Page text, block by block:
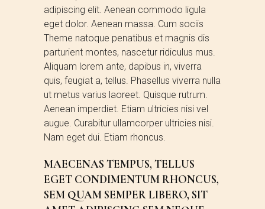
adipiscing elit. Aenean commodo ligula
eget dolor. Aenean massa. Cum sociis
Theme natoque penatibus et magnis dis
parturient montes, nascetur ridiculus mus.
Aliquam lorem ante, dapibus in, viverra
quis, feugiat a, tellus. Phasellus viverra nulla
ut metus varius laoreet. Quisque rutrum.
Aenean imperdiet. Etiam ultricies nisi vel
augue. Curabitur ullamcorper ultricies nisi.
Nam eget dui. Etiam rhoncus.
MAECENAS TEMPUS, TELLUS
EGET CONDIMENTUM RHONCUS,
SEM QUAM SEMPER LIBERO, SIT